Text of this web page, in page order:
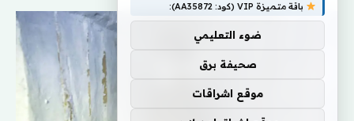
باقة متميزة VIP (كود: AA35872):
ضوء التعليمي
صحيفة برق
موقع اشراقات